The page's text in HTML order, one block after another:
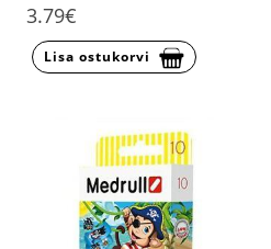
3.79€
Lisa ostukorvi